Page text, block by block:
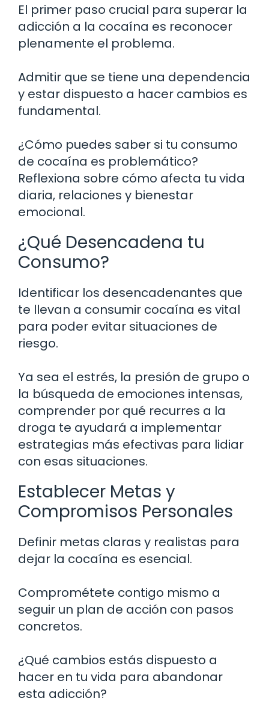
El primer paso crucial para superar la
adicción a la cocaína es reconocer
plenamente el problema.
Admitir que se tiene una dependencia
y estar dispuesto a hacer cambios es
fundamental.
¿Cómo puedes saber si tu consumo
de cocaína es problemático?
Reflexiona sobre cómo afecta tu vida
diaria, relaciones y bienestar
emocional.
¿Qué Desencadena tu
Consumo?
Identificar los desencadenantes que
te llevan a consumir cocaína es vital
para poder evitar situaciones de
riesgo.
Ya sea el estrés, la presión de grupo o
la búsqueda de emociones intensas,
comprender por qué recurres a la
droga te ayudará a implementar
estrategias más efectivas para lidiar
con esas situaciones.
Establecer Metas y
Compromisos Personales
Definir metas claras y realistas para
dejar la cocaína es esencial.
Comprométete contigo mismo a
seguir un plan de acción con pasos
concretos.
¿Qué cambios estás dispuesto a
hacer en tu vida para abandonar
esta adicción?